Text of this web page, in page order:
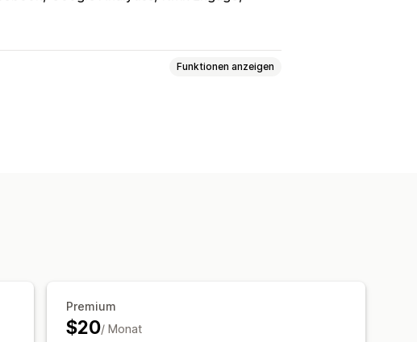
Funktionen anzeigen
Premium
$20/ Monat